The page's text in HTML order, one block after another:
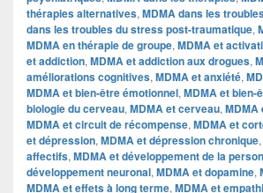
thérapies alternatives, MDMA dans les
dans les troubles du stress post-traumatique,
MDMA en thérapie de groupe, MDMA et
et addiction, MDMA et addiction aux drogues,
améliorations cognitives, MDMA et anxiété,
MDMA et bien-être émotionnel, MDMA et bien-
biologie du cerveau, MDMA et cerveau, MDMA
MDMA et circuit de récompense, MDMA et
et dépression, MDMA et dépression chronique,
affectifs, MDMA et développement de la
développement neuronal, MDMA et dopamine,
MDMA et effets à long terme, MDMA et